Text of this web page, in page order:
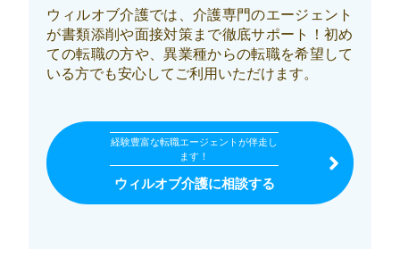
ウィルオブ介護では、介護専門のエージェント
が書類添削や面接対策まで徹底サポート！初め
ての転職の方や、異業種からの転職を希望して
いる方でも安心してご利用いただけます。
経験豊富な転職エージェントが伴走し
ます！
ウィルオブ介護に相談する